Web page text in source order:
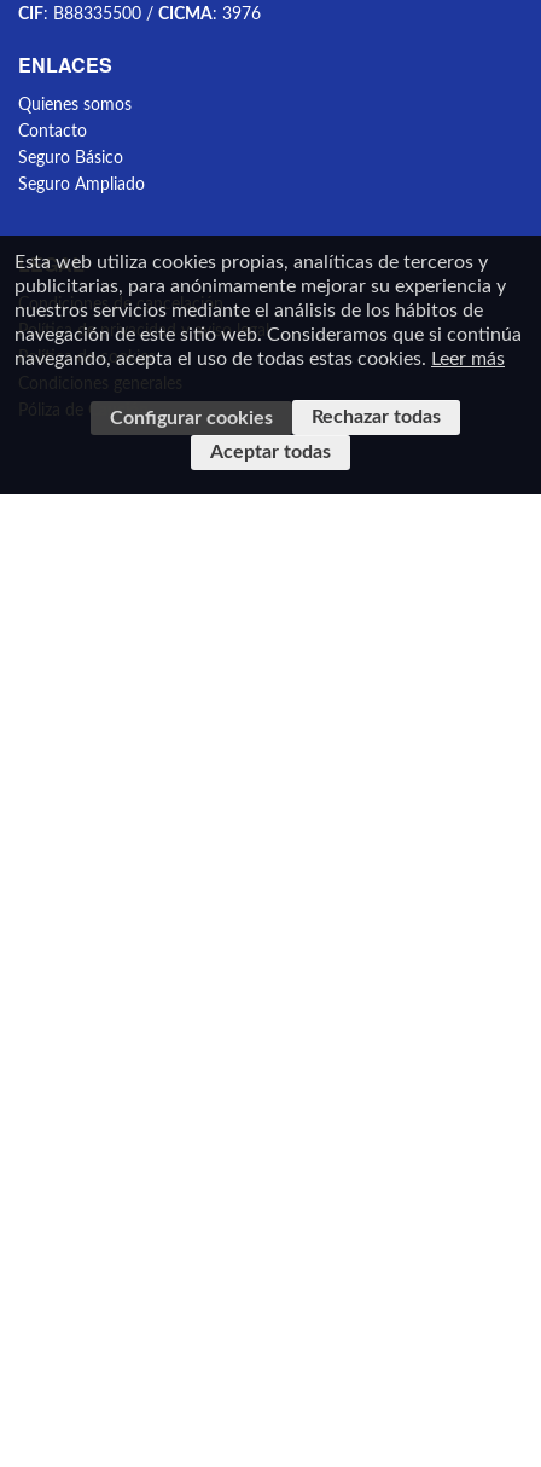
CIF: B88335500 / CICMA: 3976
ENLACES
Quienes somos
Contacto
Seguro Básico
Seguro Ampliado
LEGAL
Condiciones de cancelación
Política de privacidad y aviso legal
Política de cookies
Póliza de Caución
Esta web utiliza cookies propias, analíticas de terceros y
publicitarias, para anónimamente mejorar su experiencia y
nuestros servicios mediante el análisis de los hábitos de
navegación de este sitio web. Consideramos que si continúa
navegando, acepta el uso de todas estas cookies. Leer más
Configurar cookies
Rechazar todas
Aceptar todas